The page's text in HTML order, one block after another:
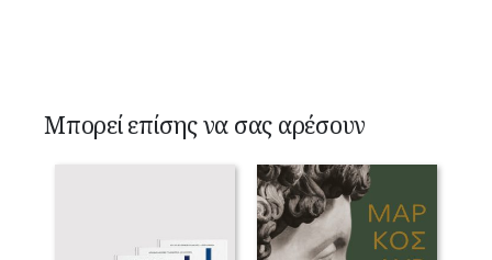
Μπορεί επίσης να σας αρέσουν